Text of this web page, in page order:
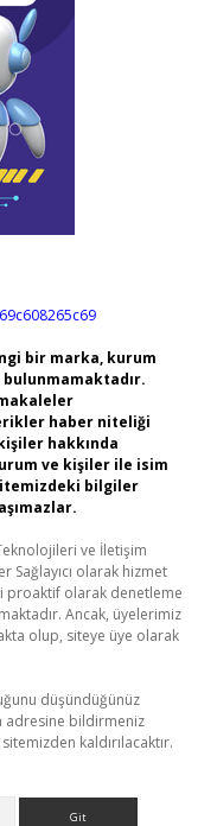
bir marka, kurum
bulunmamaktadır.
haber niteliği
hakkında
ve kişiler ile isim
bilgiler
ve İletişim
Sağlayıcı olarak hizmet
proaktif olarak denetleme
Ancak, üyelerimiz
olup, siteye üye olarak
düşündüğünüz
adresine bildirmeniz
kaldırılacaktır.